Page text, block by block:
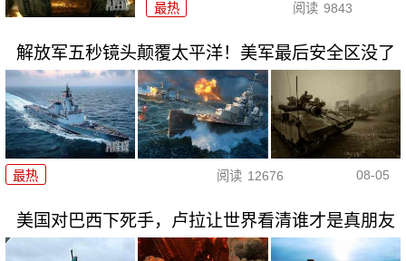
最热 阅读 9843
解放军五秒镜头颠覆太平洋！美军最后安全区没了
最热 阅读 12676 08-05
美国对巴西下死手，卢拉让世界看清谁才是真朋友